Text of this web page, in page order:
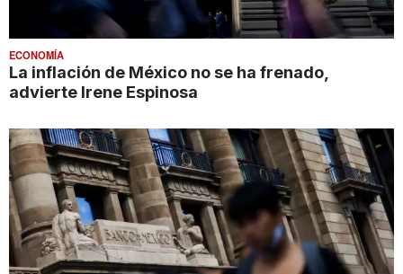
ECONOMÍA
La inflación de México no se ha frenado,
advierte Irene Espinosa